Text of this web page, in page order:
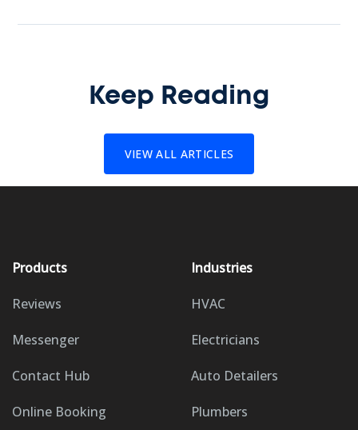
Keep Reading
VIEW ALL ARTICLES
Products
Reviews
Messenger
Contact Hub
Online Booking
Industries
HVAC
Electricians
Auto Detailers
Plumbers